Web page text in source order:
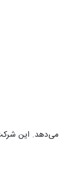
می‌دهد. این